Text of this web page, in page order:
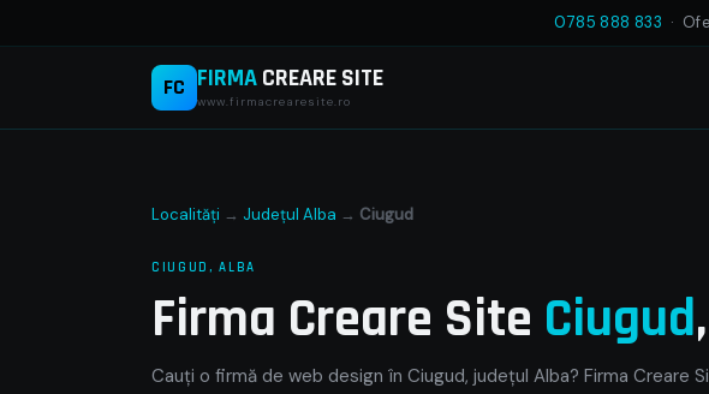
0785 888 833 ·
FC FIRMACREARE SITE
www.firmacrearesite.ro
Localități → Județul Alba → Ciugud
CIUGUD, ALBA
Firma Creare Site Ciugud
Cauți o firmă de web design în Ciugud, județul Alba? Firma